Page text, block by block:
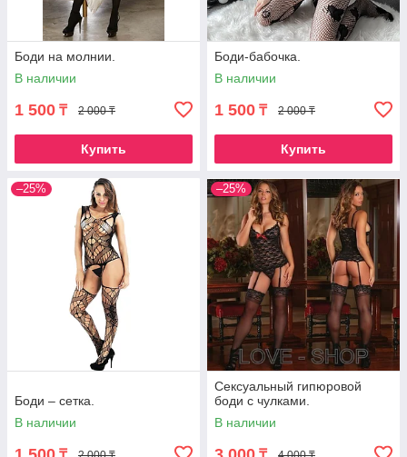
Боди на молнии.
В наличии
1 500 ₸ 2 000 ₸
Купить
Боди-бабочка.
В наличии
1 500 ₸ 2 000 ₸
Купить
–25%
Боди – сетка.
В наличии
–25%
Сексуальный гипюровой
боди с чулками.
В наличии